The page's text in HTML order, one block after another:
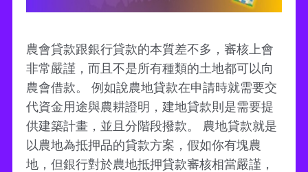
農會貸款跟銀行貸款的本質差不多，審核上會
非常嚴謹，而且不是所有種類的土地都可以向
農會借款。 例如說農地貸款在申請時就需要交
代資金用途與農耕證明，建地貸款則是需要提
供建築計畫，並且分階段撥款。 農地貸款就是
以農地為抵押品的貸款方案，假如你有塊農
地，但銀行對於農地抵押貸款審核相當嚴謹，